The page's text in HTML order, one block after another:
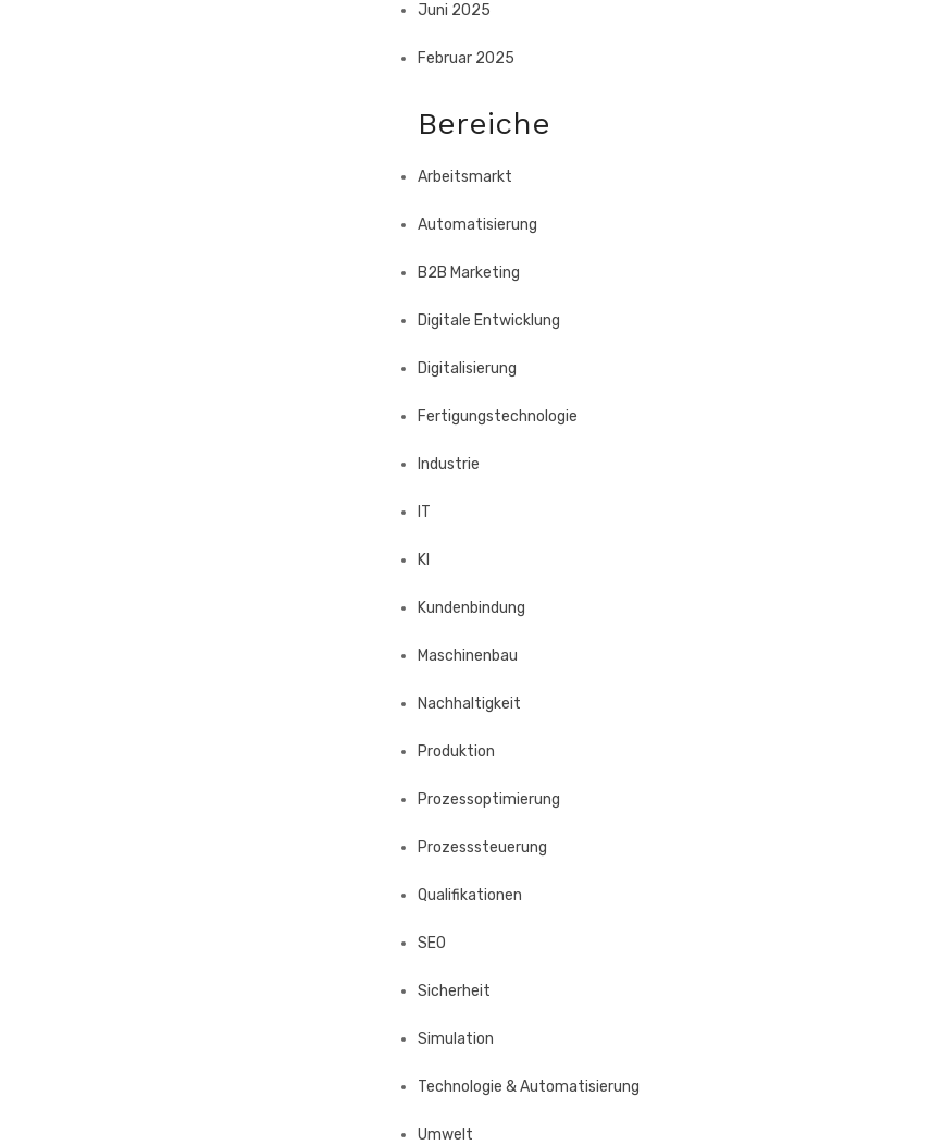
Juni 2025
Februar 2025
Bereiche
Arbeitsmarkt
Automatisierung
B2B Marketing
Digitale Entwicklung
Digitalisierung
Fertigungstechnologie
Industrie
IT
KI
Kundenbindung
Maschinenbau
Nachhaltigkeit
Produktion
Prozessoptimierung
Prozesssteuerung
Qualifikationen
SEO
Sicherheit
Simulation
Technologie & Automatisierung
Umwelt